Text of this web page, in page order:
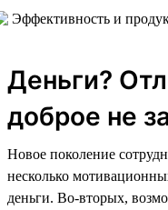
Деньги?
доброе не
Новое поколение
несколько
деньги. Во-вторых,